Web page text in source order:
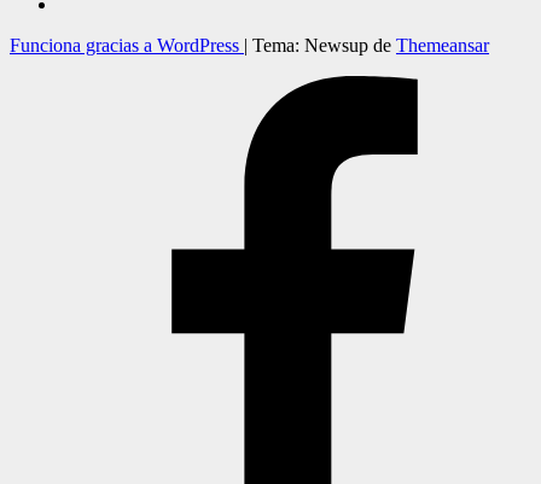
Funciona gracias a WordPress | Tema: Newsup de Themeansar